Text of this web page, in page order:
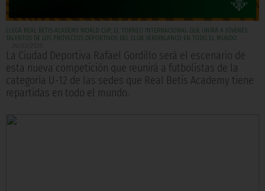
LLEGA REAL BETIS ACADEMY WORLD CUP, EL TORNEO INTERNACIONAL QUE UNIRÁ A JÓVENES
TALENTOS DE LOS PROYECTOS DEPORTIVOS DEL CLUB VERDIBLANCO EN TODO EL MUNDO
La Ciudad Deportiva Rafael Gordillo será el escenario de
esta nueva competición que reunirá a futbolistas de la
categoría U-12 de las sedes que Real Betis Academy tiene
repartidas en todo el mundo.